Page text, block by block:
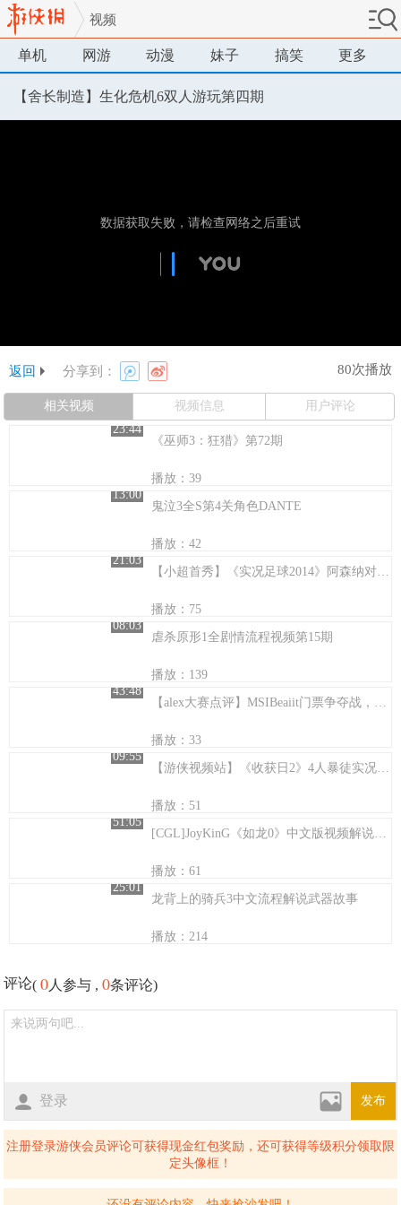
视频
单机 网游 动漫 妹子 搞笑 更多
【舍长制造】生化危机6双人游玩第四期
返回 分享到： 80次播放
相关视频 视频信息
用户评论
23:44
《巫师3：狂猎》第72期
播放：39
13:00
鬼泣3全S第4关角色DANTE
播放：42
21:03
【小超首秀】《实况足球2014》阿森纳对阵巴萨
播放：75
08:03
虐杀原形1全剧情流程视频第15期
播放：139
43:48
【alex大赛点评】MSIBeaiit门票争夺战，NIPVG谁能笑到最后？
播放：33
09:55
【游侠视频站】《收获日2》4人暴徒实况:十字路口 悲惨人生 overkill最高难度
播放：51
51:05
[CGL]JoyKinG《如龙0》中文版视频解说桐生部分支线补充三
播放：61
25:01
龙背上的骑兵3中文流程解说武器故事
播放：214
评论(0 人参与 ,0条评论)
登录 发布
注册登录游侠会员评论可获得现金红包奖励，还可获得等级积分领取限
定头像框！